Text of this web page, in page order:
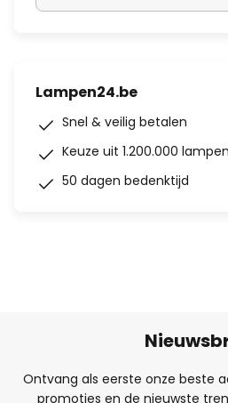
Lampen24.be
Snel & veilig betalen
Keuze uit 1.200.000 lampen
50 dagen bedenktijd
Ontvang als eerste onze beste
promoties en de nieuwste